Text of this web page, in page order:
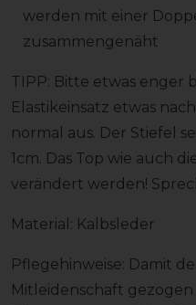
werden mit einer
zusammengenäht
TIPP: Bitte etwas enger
Elastikeinsatz etwas
normal aus. Der Stiefel
1cm. Das Top wie auch
verändert werden!
Material: Kalbsleder
Pflegehinweise: Damit
Mitleidenschaft